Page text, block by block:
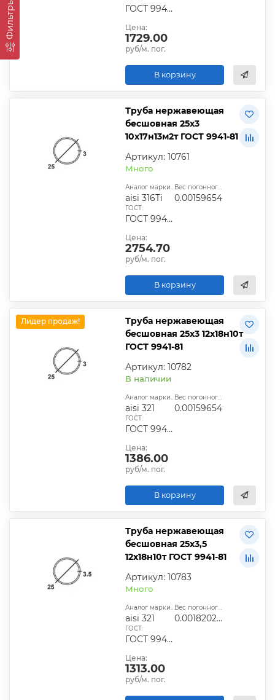
Фильтры ГОСТ 9940-81, ГОСТ 9941-81, ГОСТ 24030-80, ГОСТ 10498-82
Цена:
1729.00
руб/м. пог.
В корзину
Труба нержавеющая
бесшовная 25х3
10х17н13м2т ГОСТ 9941-81
Артикул: 10761
Много
Аналог марки стали:
aisi 316Ti
Вес погонного метра, т.:
0.00159654
ГОСТ:
ГОСТ 9940-81, ГОСТ 9941-81, ГОСТ 24030-80, ГОСТ 10498-82
Цена:
2754.70
руб/м. пог.
В корзину
Лидер продаж!
Труба нержавеющая
бесшовная 25х3 12х18н10т
ГОСТ 9941-81
Артикул: 10782
В наличии
Аналог марки стали:
aisi 321
Вес погонного метра, т.:
0.00159654
ГОСТ:
ГОСТ 9940-81, ГОСТ 9941-81, ГОСТ 24030-80, ГОСТ 10498-82
Цена:
1386.00
руб/м. пог.
В корзину
Труба нержавеющая
бесшовная 25х3,5
12х18н10т ГОСТ 9941-81
Артикул: 10783
Много
Аналог марки стали:
aisi 321
Вес погонного метра, т.:
0.0018202975
ГОСТ:
ГОСТ 9940-81, ГОСТ 9941-81, ГОСТ 24030-80, ГОСТ 10498-82
Цена:
1313.00
руб/м. пог.